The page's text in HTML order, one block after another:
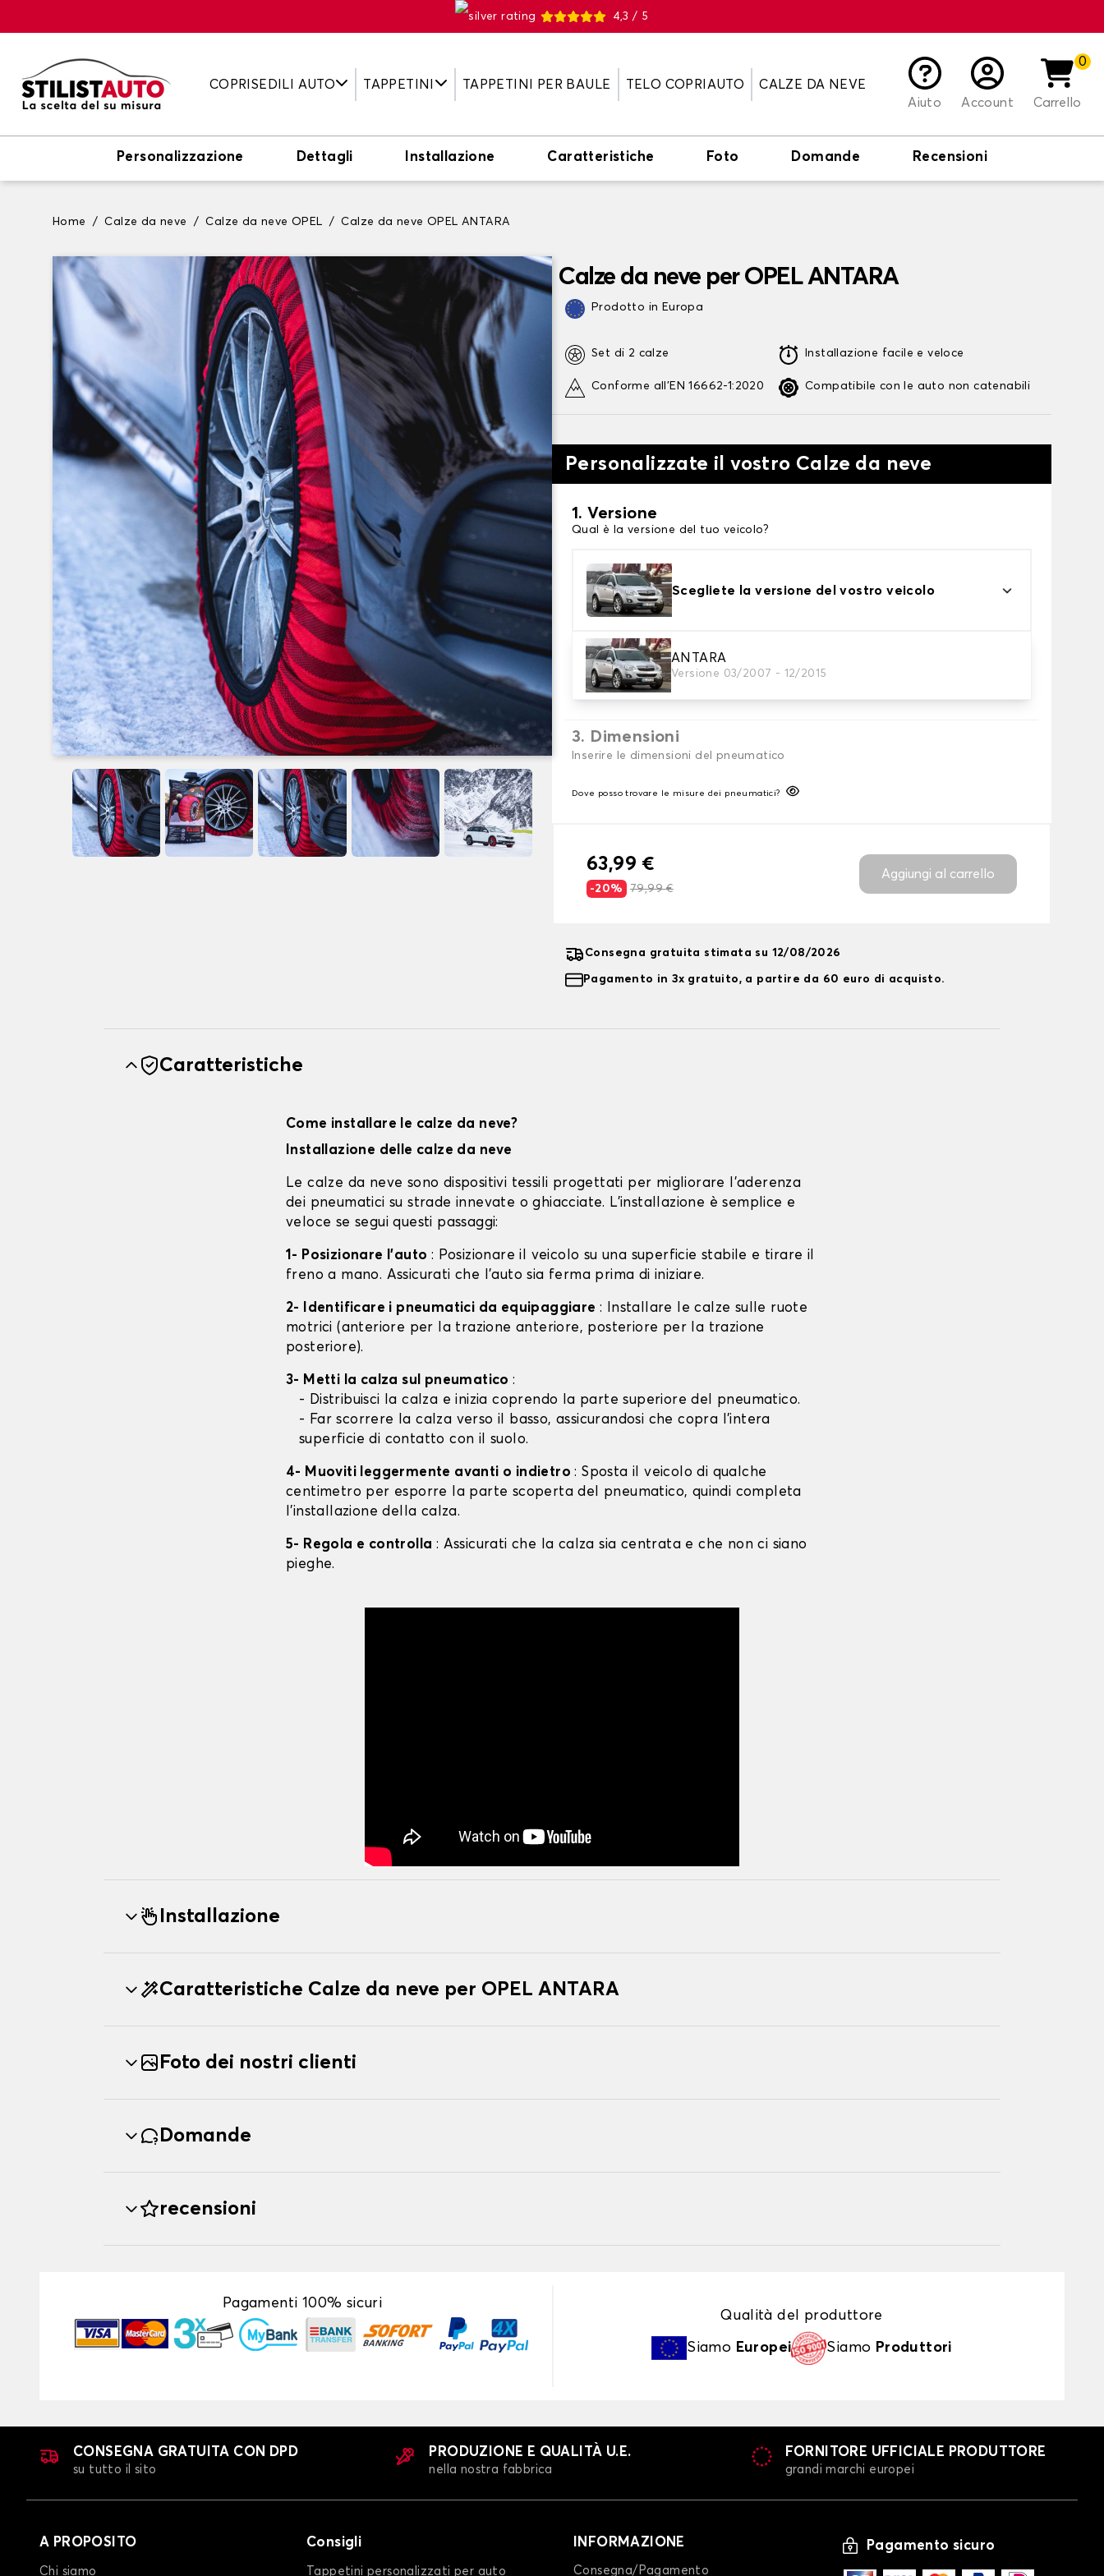
4,3 / 5
COPRISEDILI AUTO TAPPETINI TAPPETINI PER BAULE TELO COPRIAUTO
CALZE DA NEVE
Aiuto
Account
0
Carrello
Personalizzazione Dettagli Installazione Caratteristiche Foto Domande Recensioni
Home Calze da neve Calze da neve OPEL Calze da neve OPEL ANTARA
Calze da neve per OPEL ANTARA
Prodotto in Europa
Set di 2 calze
Conforme all'EN 16662-1:2020
Installazione facile e veloce
Compatibile con le auto non catenabili
Personalizzate il vostro Calze da neve
1. Versione
Qual è la versione del tuo veicolo?
Scegliete la versione del vostro veicolo
ANTARA
Versione 03/2007 - 12/2015
2. Finitura a calza
Scegli le calze da neve adatte alle tue necessità
3. Dimensioni
Inserire le dimensioni del pneumatico
Dove posso trovare le misure dei pneumatici?
63,99 €
-20% 79,99 €
Aggiungi al carrello
Consegna gratuita stimata su 12/08/2026
Pagamento in 3x gratuito, a partire da 60 euro di acquisto.
Caratteristiche
Come installare le calze da neve?
Installazione delle calze da neve
Le calze da neve sono dispositivi tessili progettati per migliorare l'aderenza
dei pneumatici su strade innevate o ghiacciate. L'installazione è semplice e
veloce se segui questi passaggi:
1- Posizionare l'auto : Posizionare il veicolo su una superficie stabile e tirare il
freno a mano. Assicurati che l'auto sia ferma prima di iniziare.
2- Identificare i pneumatici da equipaggiare : Installare le calze sulle ruote
motrici (anteriore per la trazione anteriore, posteriore per la trazione
posteriore).
3- Metti la calza sul pneumatico:
- Distribuisci la calza e inizia coprendo la parte superiore del pneumatico.
- Far scorrere la calza verso il basso, assicurandosi che copra l'intera
superficie di contatto con il suolo.
4- Muoviti leggermente avanti o indietro: Sposta il veicolo di qualche
centimetro per esporre la parte scoperta del pneumatico, quindi completa
l'installazione della calza.
5- Regola e controlla : Assicurati che la calza sia centrata e che non ci siano
pieghe.
Installazione
Caratteristiche Calze da neve per OPEL ANTARA
Foto dei nostri clienti
Domande
recensioni
Pagamenti 100% sicuri
Qualità del produttore
Siamo Europei Siamo Produttori
CONSEGNA GRATUITA CON DPD
su tutto il sito
PRODUZIONE E QUALITÀ U.E.
nella nostra fabbrica
FORNITORE UFFICIALE PRODUTTORE
grandi marchi europei
A PROPOSITO
Chi siamo
Consigli
Tappetini personalizzati per auto
INFORMAZIONE
Consegna/Pagamento
Pagamento sicuro